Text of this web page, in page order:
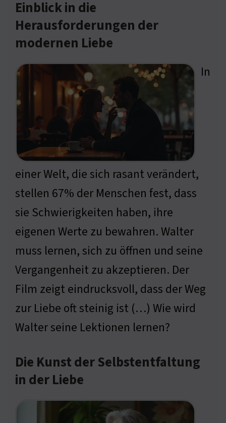
Einblick in die
Herausforderungen der
modernen Liebe
In
einer Welt, die sich rasant verändert,
stellen 67% der Menschen fest, dass
sie Schwierigkeiten haben, ihre
eigenen Werte zu bewahren. Walter
muss lernen, sich zu öffnen und seine
Vergangenheit zu akzeptieren. Der
Film zeigt eindrucksvoll, dass der Weg
zur Liebe oft steinig ist (…) Wie wird
Walter seine Lektionen lernen?
Die Kunst der Selbstentfaltung
in der Liebe